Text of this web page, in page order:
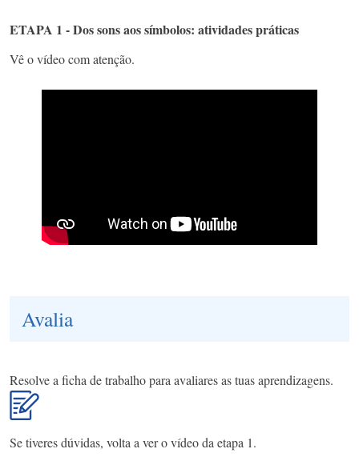
ETAPA 1 - Dos sons aos símbolos: atividades práticas
Vê o vídeo com atenção.
Avalia
Resolve a ficha de trabalho para avaliares as tuas aprendizagens.
Se tiveres dúvidas, volta a ver o vídeo da etapa 1.